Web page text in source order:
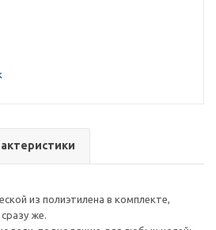
из полиэтилена в комплекте,
же.